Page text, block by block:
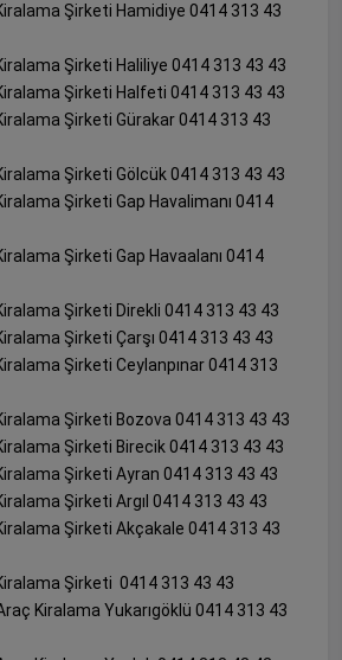
Şirketi Hamidiye 0414 313 43
Şirketi Haliliye 0414 313 43 43
Şirketi Halfeti 0414 313 43 43
Şirketi Gürakar 0414 313 43
Şirketi Gölcük 0414 313 43 43
Şirketi Gap Havalimanı 0414
Şirketi Gap Havaalanı 0414
Şirketi Direkli 0414 313 43 43
Şirketi Çarşı 0414 313 43 43
Şirketi Ceylanpınar 0414 313
Şirketi Bozova 0414 313 43 43
Şirketi Birecik 0414 313 43 43
Şirketi Ayran 0414 313 43 43
Şirketi Argıl 0414 313 43 43
Şirketi Akçakale 0414 313 43
Şirketi 0414 313 43 43
Kiralama Yukarıgöklü 0414 313 43